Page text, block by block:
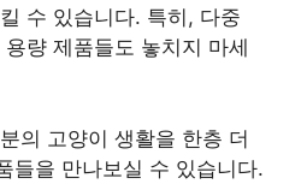
수 있습니다. 특히, 다중
량 제품들도 놓치지 마세
의 고양이 생활을 한층 더
들을 만나보실 수 있습니다.